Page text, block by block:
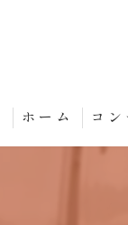
ホーム コン